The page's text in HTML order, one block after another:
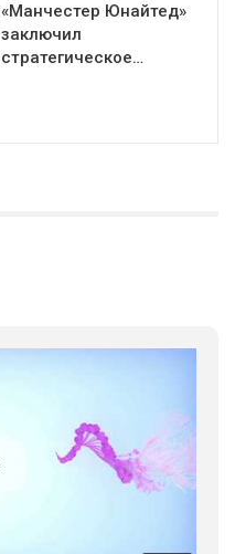
«Манчестер Юнайтед»
заключил
стратегическое…
01:01
17 травня IDAHO. Міжнародний день боротьби з гомофобією трансфобією і біфобія.